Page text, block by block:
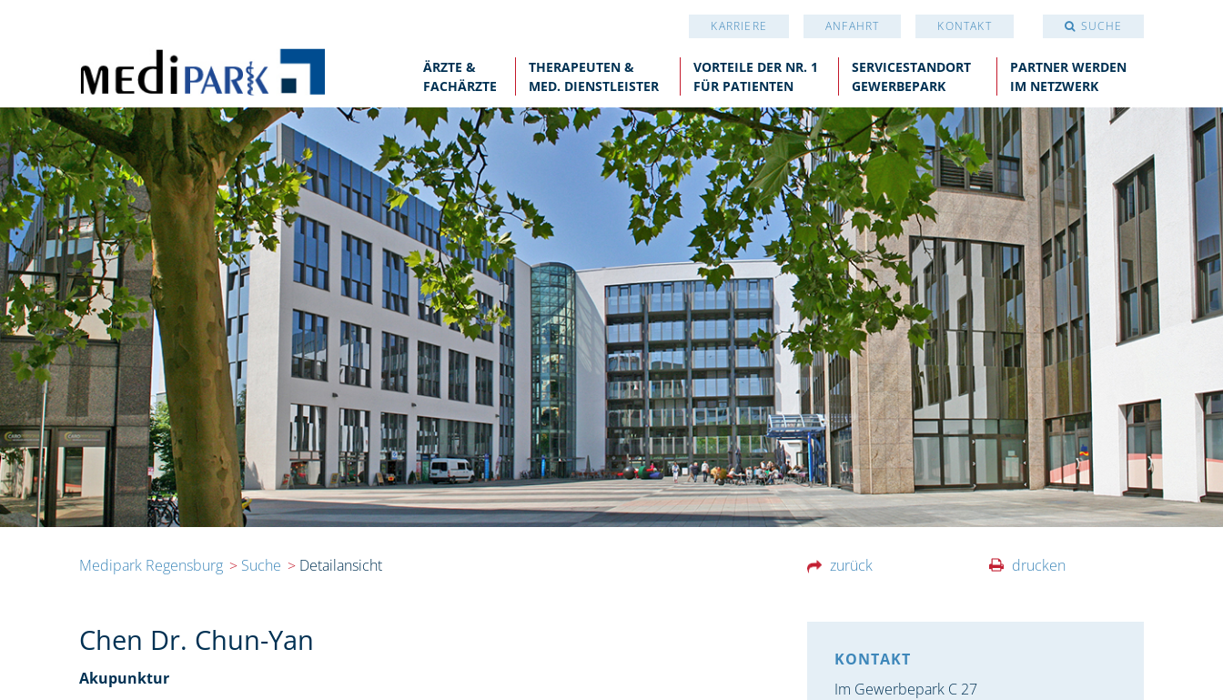
KARRIERE ANFAHRT KONTAKT SUCHE
ÄRZTE &
FACHÄRZTE
THERAPEUTEN &
MED. DIENSTLEISTER
VORTEILE DER NR. 1
FÜR PATIENTEN
SERVICESTANDORT
GEWERBEPARK
PARTNER WERDEN
IM NETZWERK
Medipark Regensburg Suche Detailansicht zurück drucken
Chen Dr. Chun-Yan
Akupunktur
KONTAKT
Im Gewerbepark C 27